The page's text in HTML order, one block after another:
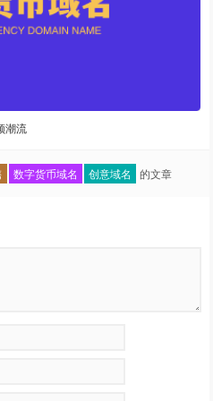
潮流
数字货币域名 创意域名 的文章